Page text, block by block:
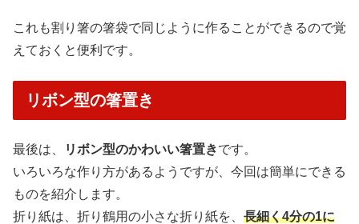
これも割り箸の箸袋で同じように作ることができるので覚
えておくと便利です。
リボン型の箸置き
最後は、 リボン型のかわいい箸置きです。
いろいろな作り方があるようですが、今回は簡単にできる
ものを紹介します。
折り紙は、折り鶴用の小さな折り紙を、 長細く4分の1に